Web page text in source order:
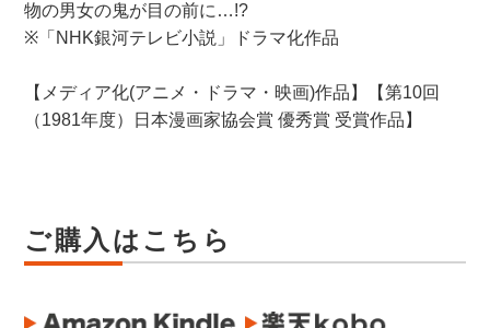
物の男女の鬼が目の前に…!?
※「NHK銀河テレビ小説」ドラマ化作品
【メディア化(アニメ・ドラマ・映画)作品】【第10回
（1981年度）日本漫画家協会賞 優秀賞 受賞作品】
ご購入はこちら